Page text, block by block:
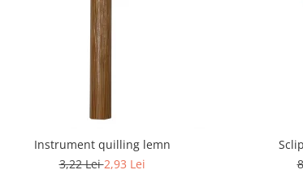
Instrument quilling lemn
3,22 Lei2,93 Lei